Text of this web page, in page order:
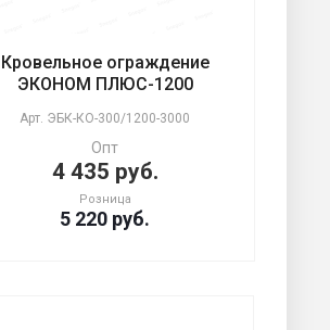
Кровельное ограждение
ЭКОНОМ ПЛЮС-1200
Арт. ЭБК-КО-300/1200-3000
Опт
4 435 руб.
Розница
5 220 руб.